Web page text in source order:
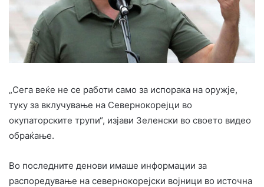
„Сега веќе не се работи само за испорака на оружје,
туку за вклучување на Севернокорејци во
окупаторските трупи“, изјави Зеленски во своето видео
обраќање.
Во последните денови имаше информации за
распоредување на севернокорејски војници во источна